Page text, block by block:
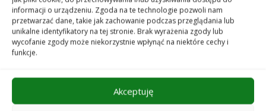
informacji o urządzeniu. Zgoda na te technologie pozwoli nam
przetwarzać dane, takie jak zachowanie podczas przeglądania lub
unikalne identyfikatory na tej stronie. Brak wyrażenia zgody lub
wycofanie zgody może niekorzystnie wpłynąć na niektóre cechy i
funkcje.
Akceptuję
Drodzy Melomani,
uprzejmie informujemy, że ruszała sprzedaży biletów i
artystycznym Filharmonii Opolskiej 2022/23.
Bilety są dostępne zarówno w kasie biletowej, jak